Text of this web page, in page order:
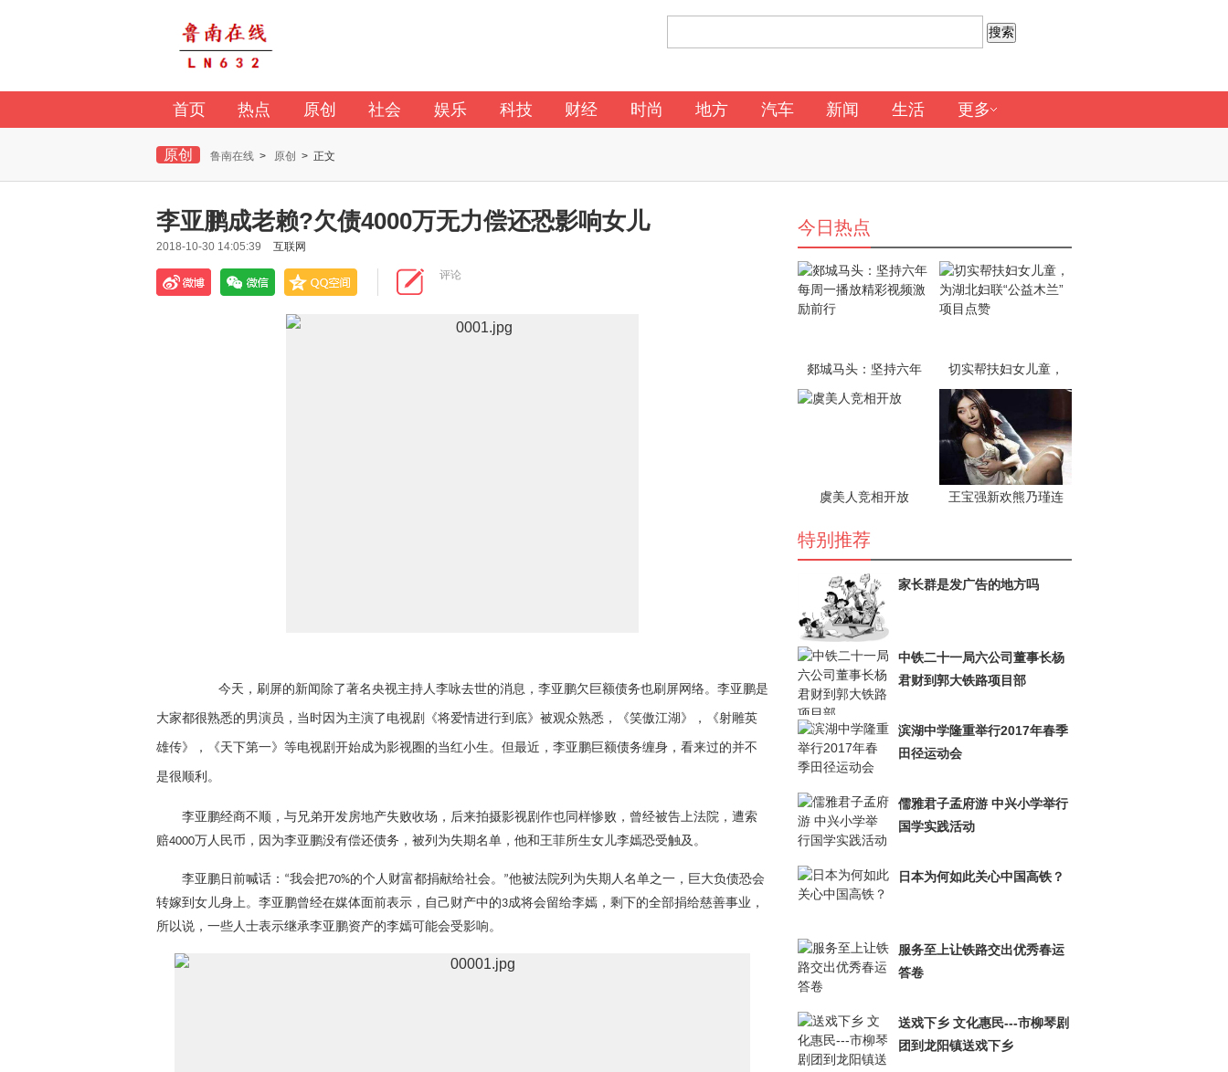
首页 热点 原创 社会 娱乐 科技 财经 时尚 地方 汽车 新闻 生活 更多
原创 鲁南在线 > 原创 > 正文
李亚鹏成老赖?欠债4000万无力偿还恐影响女儿
2018-10-30 14:05:39 互联网
评论
今天，刷屏的新闻除了著名央视主持人李咏去世的消息，李亚鹏欠巨额债务也刷屏网络。 李亚鹏是
大家都很熟悉的男演员，当时因为主演了电视剧《将爱情进行到底》被观众熟悉 ，《笑傲江湖》，《射雕英
雄传》，《天下第一》等电视剧开始成为影视圈的当红小生。 但最近，李亚鹏巨额债务缠身，看来过的并不
是很顺利。
李亚鹏经商不顺， 与兄弟开发房地产失败收场 ， 后来拍摄影视剧作也 同样惨败 ， 曾经被告上法院，遭索
赔4000万人民币，因为李亚鹏没有偿还债务，被列为失期名单，他和王菲所生女儿李嫣恐受触及。
李亚鹏日前喊话： “我会把70%的个人财富都捐献给社会。 ”他被法院列为失期人名单之一，巨大负债恐会
转嫁到女儿身上。 李亚鹏曾经在媒体面前表示，自己财产中的3成将会留给李嫣，剩下的全部捐给慈善事业，
所以说，一些人士表示继承李亚鹏资产的李嫣可能会受影响。
今日热点
郯城马头：坚持六年
每周一播放精彩视频
激励前行
切实帮扶妇女儿童，
为湖北妇联“公益木
兰”项目点赞
虞美人竞相开放
王宝强新欢熊乃瑾连
特别推荐
家长群是发广告的地方吗
中铁二十一局六公司董事长杨
君财到郭大铁路项目部
滨湖中学隆重举行2017年春季
田径运动会
儒雅君子孟府游 中兴小学举行
国学实践活动
日本为何如此关心中国高铁？
服务至上让铁路交出优秀春运
答卷
送戏下乡 文化惠民---市柳琴剧
团到龙阳镇送戏下乡